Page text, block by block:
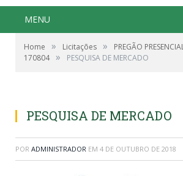
MENU
Home » Licitações »
PREGÃO
170804 » PESQUISA DE MERCADO
PESQUISA DE MERCADO
POR ADMINISTRADOR EM 4 DE OUTUBRO DE 2018